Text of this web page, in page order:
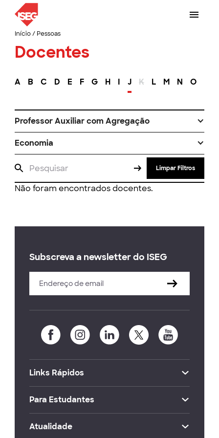
Início/ Pessoas
Docentes
A B C D E F G H I J K L M N O
Professor Auxiliar com Agregação
Economia
Limpar Filtros
Não foram encontrados docentes.
Subscreva a newsletter do ISEG
Links Rápidos
Para Estudantes
Atualidade